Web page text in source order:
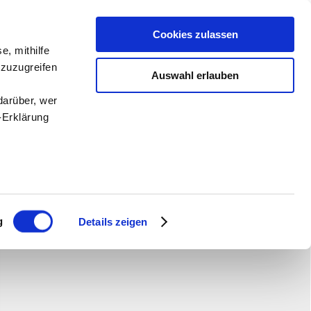
mithilfe
wer
Details zeigen
Cookies zulassen
Auswahl erlauben